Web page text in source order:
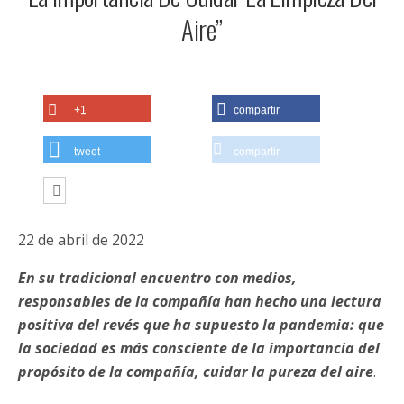
Aire”
+1 compartir
tweet compartir
22 de abril de 2022
En su tradicional encuentro con medios,
responsables de la compañía han hecho una lectura
positiva del revés que ha supuesto la pandemia: que
la sociedad es más consciente de la importancia del
propósito de la compañía, cuidar la pureza del aire.